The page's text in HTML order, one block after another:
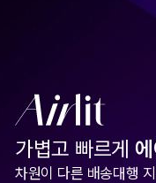
가볍고 빠르게
차원이 다른 배송대행